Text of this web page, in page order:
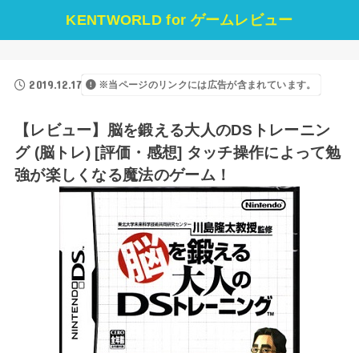
KENTWORLD for ゲームレビュー
2019.12.17 ※当ページのリンクには広告が含まれています。
【レビュー】脳を鍛える大人のDSトレーニン
グ (脳トレ) [評価・感想] タッチ操作によって勉
強が楽しくなる魔法のゲーム！